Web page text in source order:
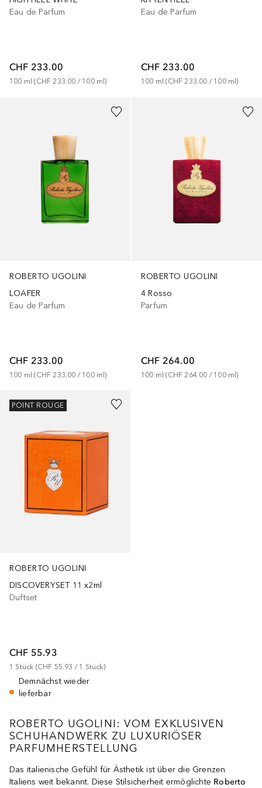
Eau de Parfum
CHF 233.00
100 ml (CHF 233.00 / 100 ml)
Eau de Parfum
CHF 233.00
100 ml (CHF 233.00 / 100 ml)
ROBERTO UGOLINI
LOAFER
Eau de Parfum
CHF 233.00
100 ml (CHF 233.00 / 100 ml)
ROBERTO UGOLINI
4 Rosso
Parfum
CHF 264.00
100 ml (CHF 264.00 / 100 ml)
ROBERTO UGOLINI
DISCOVERYSET 11 x2ml
Duftset
CHF 55.93
1 Stück (CHF 55.93 / 1 Stück)
Demnächst wieder
lieferbar
POINT ROUGE
ROBERTO UGOLINI: VOM EXKLUSIVEN
SCHUHANDWERK ZU LUXURIÖSER
PARFUMHERSTELLUNG
Das italienische Gefühl für Ästhetik ist über die Grenzen
Italiens weit bekannt. Diese Stilsicherheit ermöglichte Roberto